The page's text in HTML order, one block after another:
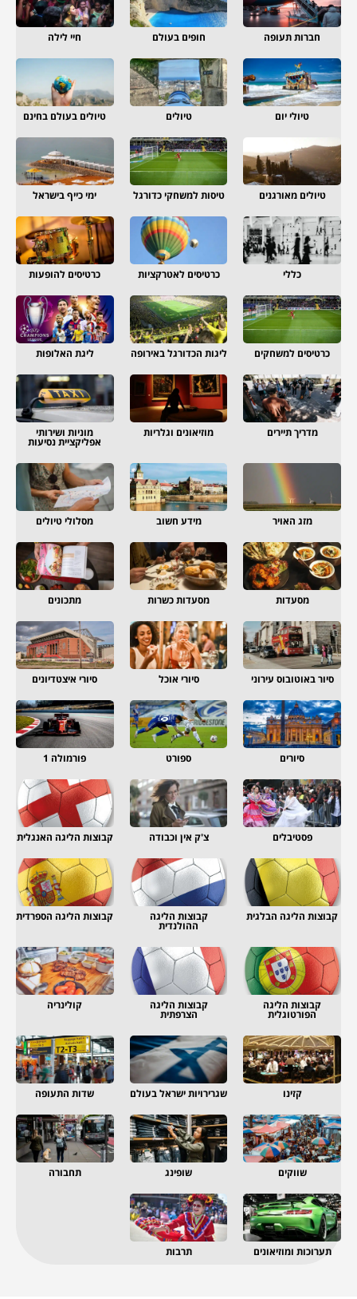
חברות תעופה חופים בעולם חיי לילה
טיולי יום טיולים טיולים בעולם בחינם
טיולים מאורגנים טיסות למשחקי כדורגל ימי כייף בישראל
כללי כרטיסים לאטרקציות כרטיסים להופעות
כרטיסים למשחקים ליגות הכדורגל באירופה ליגת האלופות
מדריך תיירים מוזיאונים וגלריות מוניות ושירותי
אפליקציית נסיעות
מזג האויר מידע חשוב מסלולי טיולים
מסעדות מסעדות כשרות מתכונים
סיור באוטובוס עירוני סיורי אוכל סיורי איצטדיונים
סיורים ספורט פורמולה 1
פסטיבלים צ'ק אין וכבודה קבוצות הליגה האנגלית
קבוצות הליגה הבלגית קבוצות הליגה
ההולנדית
קבוצות הליגה הספרדית
קבוצות הליגה
הפורטוגלית
קבוצות הליגה
הצרפתית
קולינריה
קזינו שגרירויות ישראל בעולם שדות התעופה
שווקים שופינג תחבורה
תערוכות ומוזיאונים תרבות